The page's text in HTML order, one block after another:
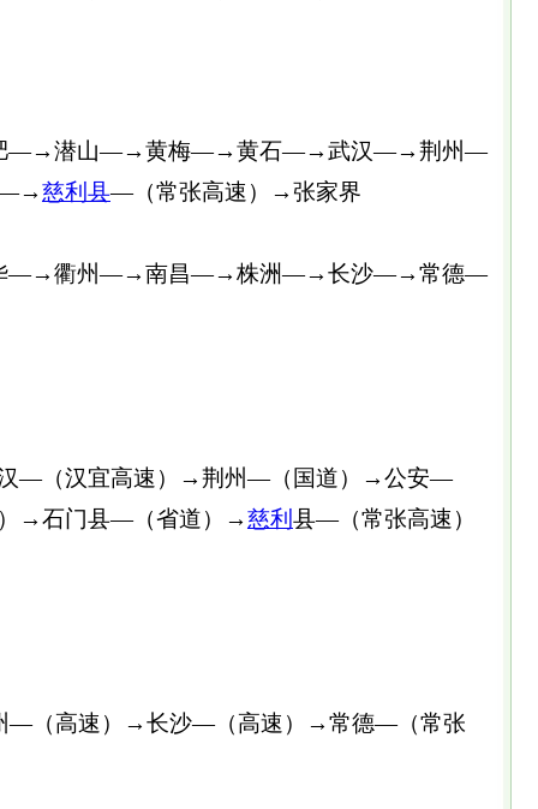
潜山—→黄梅—→黄石—→武汉—→荆州—
—→慈利县—（常张高速）→张家界
衢州—→南昌—→株洲—→长沙—→常德—
（汉宜高速）→荆州—（国道）→公安—
→石门县—（省道）→慈利 县—（常张高速）
高速）→长沙—（高速）→常德—（常张